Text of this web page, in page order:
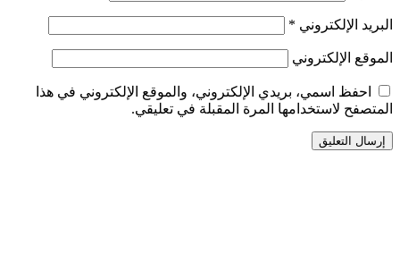
البريد الإلكتروني *
الموقع الإلكتروني
احفظ اسمي، بريدي الإلكتروني، والموقع الإلكتروني في هذا
المتصفح لاستخدامها المرة المقبلة في تعليقي.